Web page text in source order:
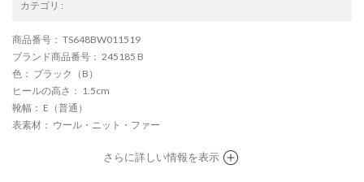
カテゴリ :
商品番号 ： TS648BW011519
ブランド商品番号 ： 245185 B
色 ： ブラック（B）
ヒールの高さ ： 1.5cm
靴幅 ： E（普通）
表素材 ： ウール・ニット・ファー
さらに詳しい情報を表示